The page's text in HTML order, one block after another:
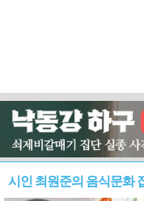
시인 최원준의 음식문화